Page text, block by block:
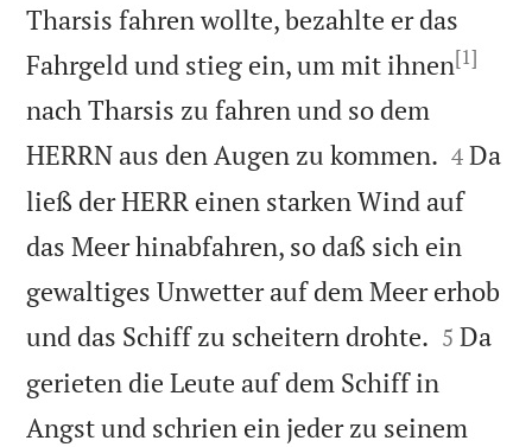
Tharsis fahren wollte, bezahlte er das
Fahrgeld und stieg ein, um mit ihnen[1]
nach Tharsis zu fahren und so dem
HERRN aus den Augen zu kommen. 

4 Da
ließ der HERR einen starken Wind auf
das Meer hinabfahren, so daß sich ein
gewaltiges Unwetter auf dem Meer erhob
und das Schiff zu scheitern drohte. 

5 Da
gerieten die Leute auf dem Schiff in
Angst und schrien ein jeder zu seinem